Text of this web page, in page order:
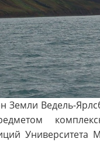
Земли Ведель-